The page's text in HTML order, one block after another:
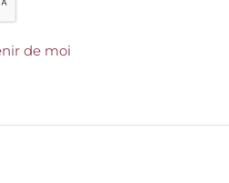
de moi